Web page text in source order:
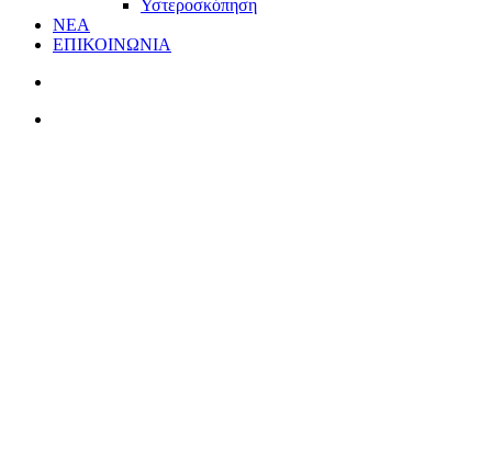
Υστεροσκόπηση
ΝΕΑ
ΕΠΙΚΟΙΝΩΝΙΑ